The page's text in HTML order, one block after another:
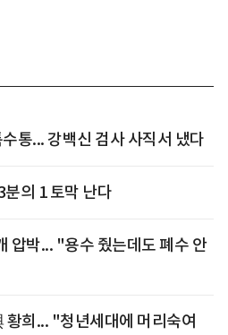
통... 강백신 검사 사직서 냈다
의 1 토막 난다
압박... "용수 줬는데도 폐수 안
희... "청년세대에 머리숙여